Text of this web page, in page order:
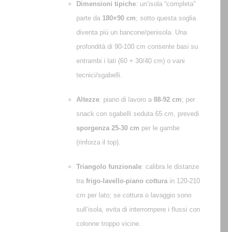
Dimensioni tipiche: un’isola “completa”
parte da 180×90 cm; sotto questa soglia
diventa più un bancone/penisola. Una
profondità di 90-100 cm consente basi su
entrambi i lati (60 + 30/40 cm) o vani
tecnici/sgabelli.
Altezze: piano di lavoro a 88-92 cm; per
snack con sgabelli seduta 65 cm, prevedi
sporgenza 25-30 cm per le gambe
(rinforza il top).
Triangolo funzionale: calibra le distanze
tra frigo-lavello-piano cottura in 120-210
cm per lato; se cottura o lavaggio sono
sull’isola, evita di interrompere i flussi con
colonne troppo vicine.